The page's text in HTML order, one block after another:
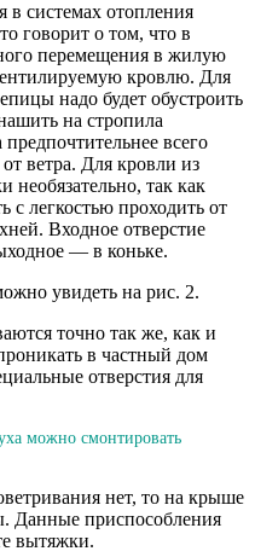
в системах отопления
говорит о том, что в
перемещения в жилую
кровлю. Для
надо будет обустроить
на стропила
всего
ветра. Для кровли из
необязательно, так как
с легкостью проходить от
Входное отверстие
— в коньке.
увидеть на рис. 2.
точно так же, как и
в частный дом
отверстия для
можно смонтировать
нет, то на крыше
Данные приспособления
вытяжки.